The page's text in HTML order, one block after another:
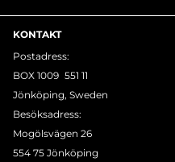
KONTAKT
Postadress:
BOX 1009 551 11
Jönköping, Sweden
Besöksadress:
Mogölsvägen 26
554 75 Jönköping